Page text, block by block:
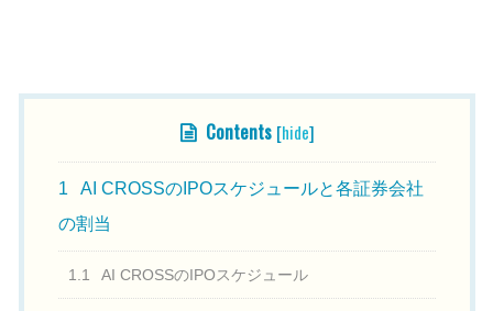
Contents [hide]
1
AI CROSSのIPOスケジュールと各証券会社
の割当
1.1 AI CROSSのIPOスケジュール